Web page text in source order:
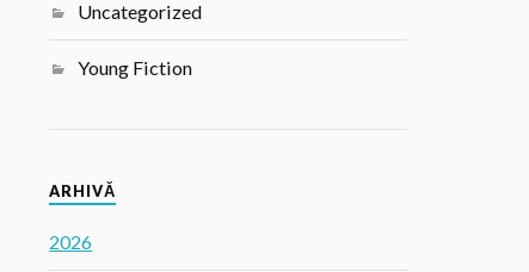
Uncategorized
Young Fiction
ARHIVĂ
2026